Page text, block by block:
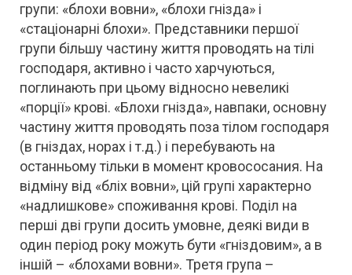
групи: «блохи вовни», «блохи гнізда» і
«стаціонарні блохи». Представники першої
групи більшу частину життя проводять на тілі
господаря, активно і часто харчуються,
поглинають при цьому відносно невеликі
«порції» крові. «Блохи гнізда», навпаки, основну
частину життя проводять поза тілом господаря
(в гніздах, норах і т.д.) і перебувають на
останньому тільки в момент кровососания. На
відміну від «бліх вовни», цій групі характерно
«надлишкове» споживання крові. Поділ на
перші дві групи досить умовне, деякі види в
один період року можуть бути «гніздовим», а в
іншій – «блохами вовни». Третя група –